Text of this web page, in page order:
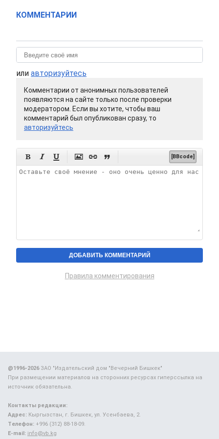
КОММЕНТАРИИ
или авторизуйтесь
Комментарии от анонимных пользователей
появляются на сайте только после проверки
модератором. Если вы хотите, чтобы ваш
комментарий был опубликован сразу, то
авторизуйтесь
      [BBcode]
Правила комментирования
@1996-2026ЗАО "Издательский дом "Вечерний Бишкек"
При размещении материалов на сторонних ресурсах гиперссылка на
источник обязательна.
Контакты редакции:
Адрес: Кыргызстан, г. Бишкек, ул. Усенбаева, 2.
Телефон: +996 (312) 88-18-09.
E-mail: info@vb.kg